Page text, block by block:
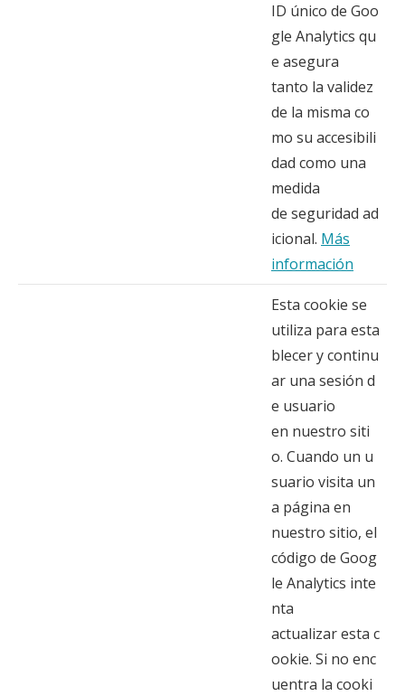
ID único de Goo
gle Analytics qu
e asegura
tanto la validez
de la misma co
mo su accesibili
dad como una
medida
de seguridad ad
icional. Más
información
Esta cookie se
utiliza para esta
blecer y continu
ar una sesión d
e usuario
en nuestro siti
o. Cuando un u
suario visita un
a página en
nuestro sitio, el
código de Goog
le Analytics inte
nta
actualizar esta c
ookie. Si no enc
uentra la cooki